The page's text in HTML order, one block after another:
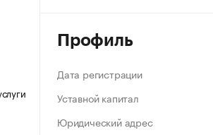
Профиль
Дата регистрации
Уставной капитал
Юридический адрес